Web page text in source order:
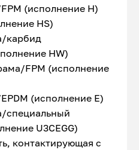
(исполнение Н)
HS)
карбид
HW)
FPM (исполнение
(исполнение Е)
специальный
U3CEGG)
контактирующая с